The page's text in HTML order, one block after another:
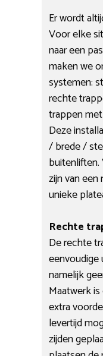
Er wordt
Voor elke
naar een
maken we
systemen:
rechte
trappen
Deze
/ brede /
zijn van
unieke
Rechte
De rechte
eenvoudige
namelijk
Maatwerk
extra
levertijd
zijden